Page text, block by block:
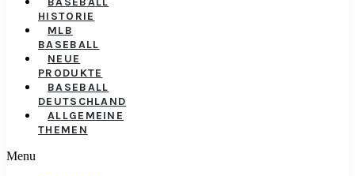
HISTORIE
MLB
BASEBALL
NEUE
PRODUKTE
BASEBALL
DEUTSCHLAND
ALLGEMEINE
THEMEN
Menu